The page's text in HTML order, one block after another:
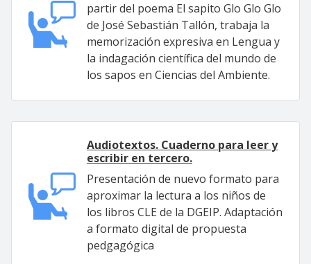
partir del poema El sapito Glo Glo Glo
de José Sebastián Tallón, trabaja la
memorización expresiva en Lengua y
la indagación científica del mundo de
los sapos en Ciencias del Ambiente.
Audiotextos. Cuaderno para leer y
escribir en tercero.
Presentación de nuevo formato para
aproximar la lectura a los niños de
los libros CLE de la DGEIP. Adaptación
a formato digital de propuesta
pedgagógica